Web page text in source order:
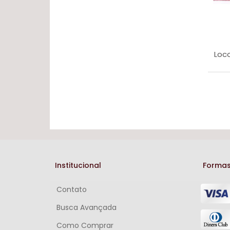
Institucional
Contato
Busca Avançada
Como Comprar